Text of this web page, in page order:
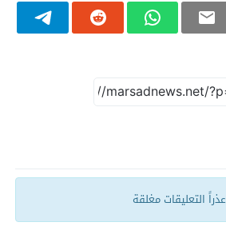
عذراً التعليقات مغلقة